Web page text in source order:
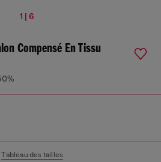
1 | 6
Compensé En Tissu
Tableau des tailles